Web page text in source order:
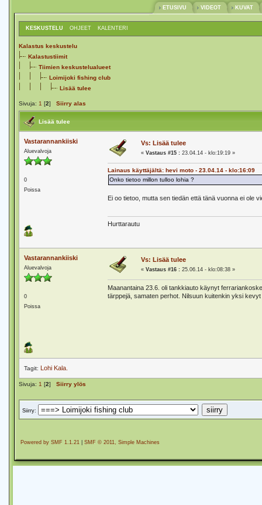
ETUSIVU VIDEOT KUVAT
KESKUSTELU OHJEET KALENTERI
Kalastus keskustelu
Kalastustiimit
Tiimien keskustelualueet
Loimijoki fishing club
Lisää tulee
Sivuja: 1 [2] Siirry alas
Lisää tulee
Vastarannankiiski
Aluevalvoja
0
Poissa
Vs: Lisää tulee
« Vastaus #15 : 23.04.14 - klo:19:19 »
Lainaus käyttäjältä: hevi moto - 23.04.14 - klo:16:09
Onko tietoo millon tulloo lohia ?
Ei oo tietoo, mutta sen tiedän että tänä vuonna ei ole
Hurttarautu
Vastarannankiiski
Aluevalvoja
0
Poissa
Vs: Lisää tulee
« Vastaus #16 : 25.06.14 - klo:08:38 »
Maanantaina 23.6. oli tankkiauto käynyt
tärppejä, samaten perhot. Nilsuun kuitenkin yksi
Tagit: Lohi Kala.
Sivuja: 1 [2] Siirry ylös
Siirry:
Powered by SMF 1.1.21 SMF © 2011, Simple Machines